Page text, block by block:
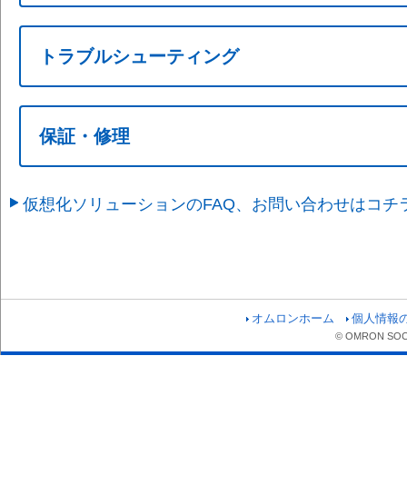
その他
発送について
その他
トラブルシューティング
保証・修理
修理について
仮想化ソリューションのFAQ、お問い合わせはコチ
オムロンホーム 個人情報
© OMRON